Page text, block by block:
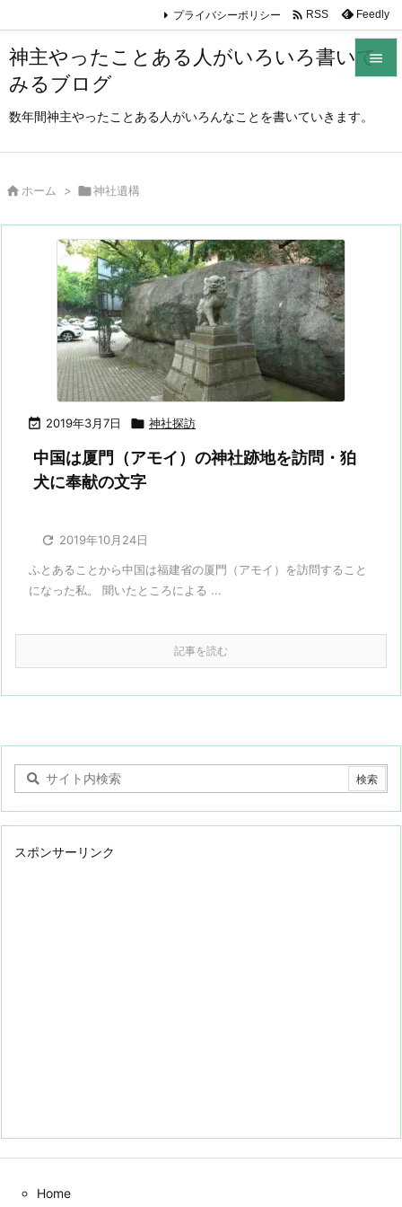
神主やったことある人がいろいろ書いて
みるブログ
数年間神主やったことある人がいろんなことを書いていきます。

プライバシーポリシー  RSS Feedly
 ホーム > 神社遺構
 2019年3月7日  神社探訪
中国は厦門（アモイ）の神社跡地を訪問・狛
犬に奉献の文字
 2019年10月24日
ふとあることから中国は福建省の厦門（アモイ）を訪問すること
になった私。 聞いたところによる ...
記事を読む
スポンサーリンク
Home